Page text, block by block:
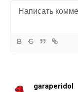
garaperidol